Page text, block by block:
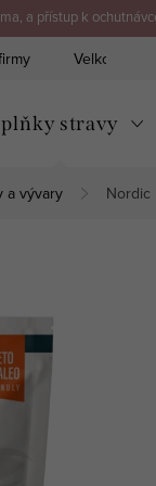
a přístup k
Velkoobchod
stravy
a vývary Nordic